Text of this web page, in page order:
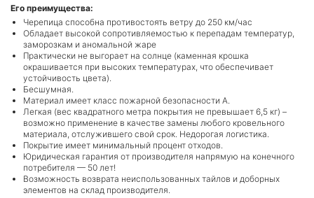
Его преимущества:
Черепица способна противостоять ветру до 250 км/час
Обладает высокой сопротивляемостью к перепадам температур,
заморозкам и аномальной жаре
Практически не выгорает на солнце (каменная крошка
окрашивается при высоких температурах, что обеспечивает
устойчивость цвета).
Бесшумная.
Материал имеет класс пожарной безопасности А.
Легкая (вес квадратного метра покрытия не превышает 6,5 кг) –
возможно применение в качестве замены любого кровельного
материала, отслужившего свой срок. Недорогая логистика.
Покрытие имеет минимальный процент отходов.
Юридическая гарантия от производителя напрямую на конечного
потребителя — 50 лет!
Возможность возврата неиспользованных тайлов и доборных
элементов на склад производителя.